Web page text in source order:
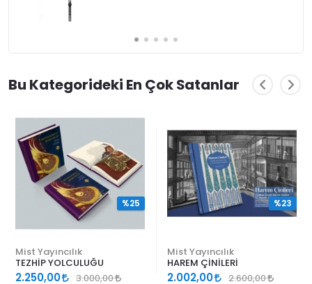
Bu Kategorideki En Çok Satanlar
Mist Yayıncılık
TEZHİP YOLCULUĞU
2.250,00 3.000,00
%25
Mist Yayıncılık
HAREM ÇİNİLERİ
2.002,00 2.600,00
%23